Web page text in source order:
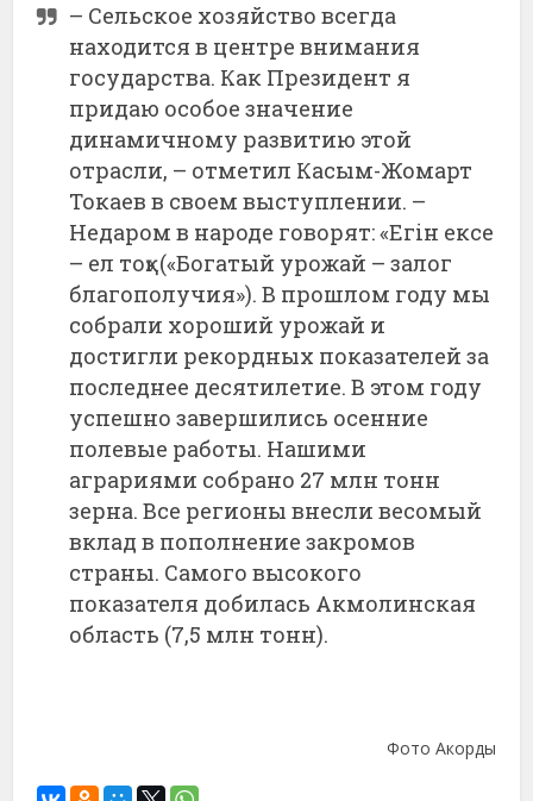
– Сельское хозяйство всегда
находится в центре внимания
государства. Как Президент я
придаю особое значение
динамичному развитию этой
отрасли, – отметил Касым-Жомарт
Токаев в своем выступлении. –
Недаром в народе говорят: «Егін ексе
– ел тоқ» («Богатый урожай – залог
благополучия»). В прошлом году мы
собрали хороший урожай и
достигли рекордных показателей за
последнее десятилетие. В этом году
успешно завершились осенние
полевые работы. Нашими
аграриями собрано 27 млн тонн
зерна. Все регионы внесли весомый
вклад в пополнение закромов
страны. Самого высокого
показателя добилась Акмолинская
область (7,5 млн тонн).
Фото Акорды